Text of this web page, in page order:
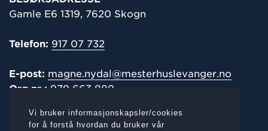
Vi bruker informasjonskapsler/cookies
for å forstå hvordan du bruker vår
Gamle E6 1319, 7620 Skogn
Telefon: 917 07 732
E-post: magne.nydal@mesterhuslevanger.no
Org.nr.: 979 663 889
POST-/FAKTURAADRESSE